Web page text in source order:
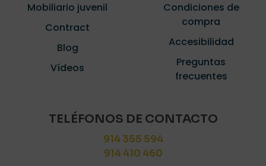
Mobiliario juvenil
Contract
Blog
Vídeos
Condiciones de
compra
Accesibilidad
Preguntas
frecuentes
TELÉFONOS DE CONTACTO
914 355 594
914 410 460